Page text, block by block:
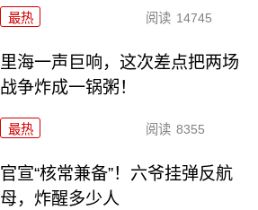
最热 阅读 14745
里海一声巨响，这次差点把两场
战争炸成一锅粥！
最热 阅读 8355
官宣“核常兼备”！六爷挂弹反航
母，炸醒多少人